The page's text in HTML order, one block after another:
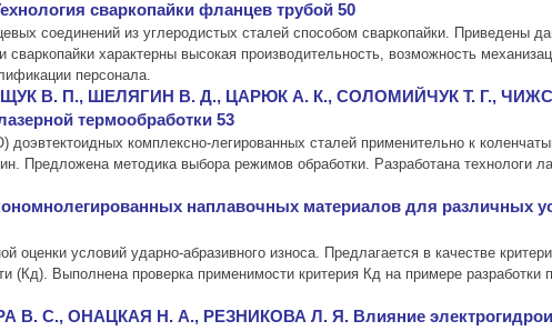
сваркопайки фланцев трубой 50
соединений из углеродистых сталей способом сваркопайки. Приведены
характерны высокая производительность, возможность
персонала.
В. П., ШЕЛЯГИН В. Д., ЦАРЮК А. К., СОЛОМИЙЧУК Т. Г.,
термообработки 53
доэвтектоидных комплексно-легированных сталей применительно к
Предложена методика выбора режимов обработки. Разработана технологи
наплавочных материалов для различных
оценки условий ударно-абразивного износа. Предлагается в качестве
(Кд). Выполнена проверка применимости критерия Кд на примере
С., ОНАЦКАЯ Н. А., РЕЗНИКОВА Л. Я. Влияние